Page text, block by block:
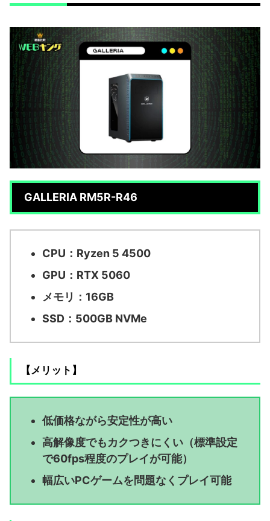
GALLERIA RM5R-R46
CPU：Ryzen 5 4500
GPU：RTX 5060
メモリ：16GB
SSD：500GB NVMe
【メリット】
低価格ながら安定性が高い
高解像度でもカクつきにくい（標準設定
で60fps程度のプレイが可能）
幅広いPCゲームを問題なくプレイ可能